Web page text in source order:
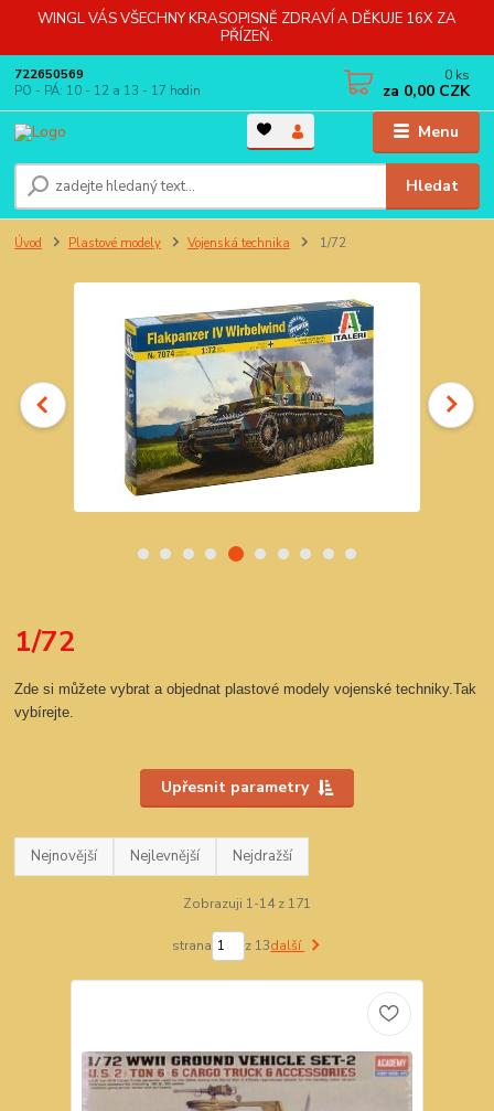
WINGL VÁS VŠECHNY KRASOPISNĚ ZDRAVÍ A DĚKUJE 16X ZA
PŘÍZEŇ.
Menu
Hledat
722650569
PO - PÁ: 10 - 12 a 13 - 17 hodin
0 ks
za 0,00 CZK
Úvod Plastové modely Vojenská technika 1/72
1/72
Zde si můžete vybrat a objednat plastové modely vojenské techniky.Tak
vybírejte.
Upřesnit parametry
Nejnovější Nejlevnější Nejdražší
Zobrazuji 1-14 z 171
strana z 13další